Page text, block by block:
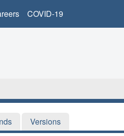
COVID-19
Versions